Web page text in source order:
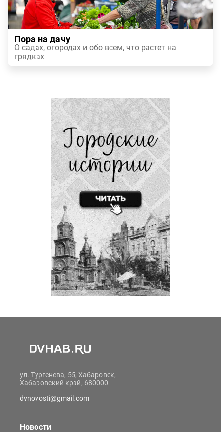
Пора на дачу
О садах, огородах и обо всем, что растет на
грядках
ул. Тургенева, 55, Хабаровск,
Хабаровский край, 680000
dvnovosti@gmail.com
Новости